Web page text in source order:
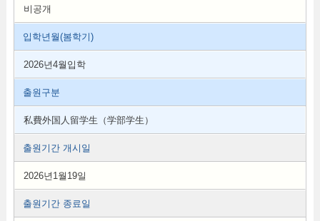
비공개
입학년월(봄학기)
2026년4월입학
출원구분
私費外国人留学生（学部学生）
출원기간 개시일
2026년1월19일
출원기간 종료일